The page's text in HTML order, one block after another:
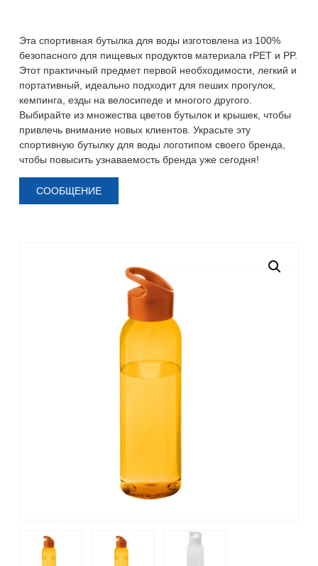
Эта спортивная бутылка для воды изготовлена ​​из 100%
безопасного для пищевых продуктов материала rPET и PP.
Этот практичный предмет первой необходимости, легкий и
портативный, идеально подходит для пеших прогулок,
кемпинга, езды на велосипеде и многого другого.
Выбирайте из множества цветов бутылок и крышек, чтобы
привлечь внимание новых клиентов. Украсьте эту
спортивную бутылку для воды логотипом своего бренда,
чтобы повысить узнаваемость бренда уже сегодня!
СООБЩЕНИЕ